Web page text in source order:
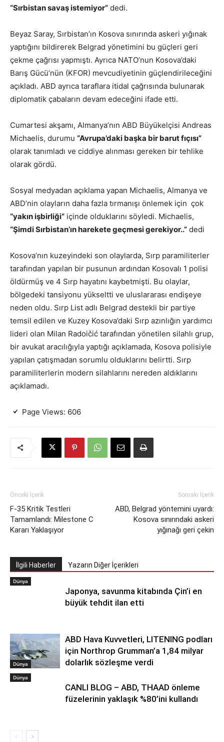
“Sırbistan savaş istemiyor” dedi.
Beyaz Saray, Sırbistan’ın Kosova sınırında askeri yığınak
yaptığını bildirerek Belgrad yönetimini bu güçleri geri
çekme çağrısı yapmıştı. Ayrıca NATO’nun Kosova’daki
Barış Gücü’nün (KFOR) mevcudiyetinin güçlendirileceğini
açıkladı. ABD ayrıca taraflara itidal çağrısında bulunarak
diplomatik çabaların devam edeceğini ifade etti.
Cumartesi akşamı, Almanya’nın ABD Büyükelçisi Andreas
Michaelis, durumu “Avrupa’daki başka bir barut fıçısı”
olarak tanımladı ve ciddiye alınması gereken bir tehlike
olarak gördü.
Sosyal medyadan açıklama yapan Michaelis, Almanya ve
ABD’nin olayların daha fazla tırmanışı önlemek için çok
“yakın işbirliği” içinde olduklarını söyledi. Michaelis,
“Şimdi Sırbistan’ın harekete geçmesi gerekiyor..” dedi
Kosova’nın kuzeyindeki son olaylarda, Sırp paramiliterler
tarafından yapılan bir pusunun ardından Kosovalı 1 polisi
öldürmüş ve 4 Sırp hayatını kaybetmişti. Bu olaylar,
bölgedeki tansiyonu yükseltti ve uluslararası endişeye
neden oldu. Sırp List adlı Belgrad destekli bir partiye
temsil edilen ve Kuzey Kosova’daki Sırp azınlığın yardımcı
lideri olan Milan Radoičić tarafından yönetilen silahlı grup,
bir avukat aracılığıyla yaptığı açıklamada, Kosova polisiyle
yapılan çatışmadan sorumlu olduklarını belirtti. Sırp
paramiliterlerin modern silahlarını nereden aldıklarını
açıklamadı.
Page Views: 606
Önceki İçerik
F-35 Kritik Testleri
Tamamlandı: Milestone C
Kararı Yaklaşıyor
Sonraki İçerik
ABD, Belgrad yöntemini uyardı:
Kosova sınırındaki askeri
yığınağı geri çekin
İlgili Haberler Yazarın Diğer İçerikleri
Dünya
Japonya, savunma kitabında Çin’i en
büyük tehdit ilan etti
Dünya
ABD Hava Kuvvetleri, LITENING podları
için Northrop Grumman’a 1,84 milyar
dolarlık sözleşme verdi
Dünya
CANLI BLOG – ABD, THAAD önleme
füzelerinin yaklaşık %80’ini kullandı